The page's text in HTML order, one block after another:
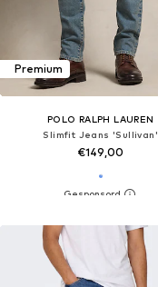
Premium
POLO RALPH LAUREN
Slimfit Jeans 'Sullivan'
€149,00